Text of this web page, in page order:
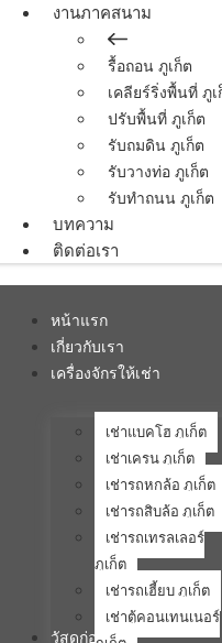
งานภาคสนาม
รื้อถอน ภูเก็ต
เคลียร์ริ่งพื้นที่ ภู
ปรับพื้นที่ ภูเก็ต
รับถมดิน ภูเก็ต
รับวางท่อ ภูเก็ต
รับทำถนน ภูเก็ต
บทความ
ติดต่อเรา
หน้าแรก
เกี่ยวกับเรา
เครื่องจักรให้เช่า
เช่าแบคโฮ ภูเก็ต
เช่าเครน ภูเก็ต
เช่ารถหกล้อ ภูเก็ต
เช่ารถสิบล้อ ภูเก็ต
เช่ารถเทรลเลอร์
ภูเก็ต
เช่ารถเฮี้ยบ ภูเก็ต
เช่าตู้คอนเทนเนอร์
วัสดุก่อสร้าง